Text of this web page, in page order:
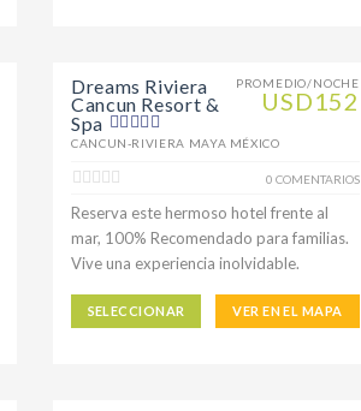
PROMEDIO/NOCHE
USD152
Dreams Riviera
Cancun Resort &
Spa
CANCUN-RIVIERA MAYA MÉXICO
0 COMENTARIOS
Reserva este hermoso hotel frente al
mar, 100% Recomendado para familias.
Vive una experiencia inolvidable.
SELECCIONAR VER EN EL MAPA